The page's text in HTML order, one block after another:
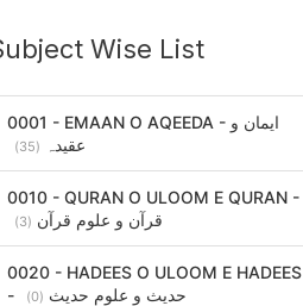
Wise List
0001 - EMAAN O AQEEDA - ایمان و
عقیدہ
(35)
0010 - QURAN O ULOOM E QURAN -
قرآن و علوم قرآن (3)
0020 - HADEES O ULOOM E HADEES
- حدیث و علوم حدیث (0)